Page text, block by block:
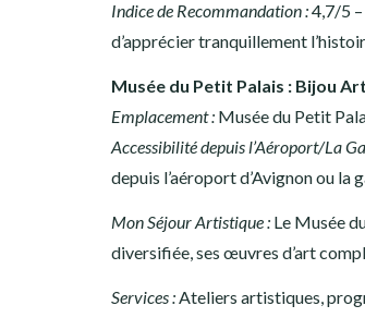
Indice de Recommandation :4,7/5
d’apprécier tranquillement
Musée du Petit Palais : Bijou
Emplacement : Musée du Petit
Accessibilité depuis l’Aéroport/La
depuis l’aéroport d’Avignon ou la
Mon Séjour Artistique : Le Musée
diversifiée, ses œuvres d’art
Services :Ateliers artistiques,